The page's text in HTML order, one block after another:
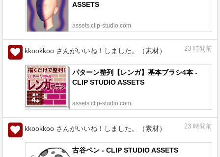
ASSETS
assets.clip-studio.com
kkookkoo さんがいいね！しました。（素材） 23 時間前
パターン整列【レンガ】基本ブラシ4本 -
CLIP STUDIO ASSETS
assets.clip-studio.com
kkookkoo さんがいいね！しました。（素材） 23 時間前
古谷ペン - CLIP STUDIO ASSETS